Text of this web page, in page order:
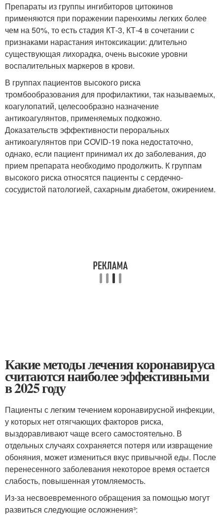
Препараты из группы ингибиторов цитокинов
применяются при поражении паренхимы легких более
чем на 50%, то есть стадия КТ-3, КТ-4 в сочетании с
признаками нарастания интоксикации: длительно
существующая лихорадка, очень высокие уровни
воспалительных маркеров в крови.
В группах пациентов высокого риска
тромбообразования для профилактики, так называемых,
коагулопатий, целесообразно назначение
антикоагулянтов, применяемых подкожно.
Доказательств эффективности пероральных
антикоагулянтов при COVID-19 пока недостаточно,
однако, если пациент принимал их до заболевания, до
прием препарата необходимо продолжить. К группам
высокого риска относятся пациенты с сердечно-
сосудистой патологией, сахарным диабетом, ожирением.
Какие методы лечения коронавируса
считаются наиболее эффективными
в 2025 году
Пациенты с легким течением коронавирусной инфекции,
у которых нет отягчающих факторов риска,
выздоравливают чаще всего самостоятельно. В
отдельных случаях сохраняется потеря или извращение
обоняния, может измениться вкус привычной еды. После
перенесенного заболевания некоторое время остается
слабость, повышенная утомляемость.
Из-за несвоевременного обращения за помощью могут
развиться следующие осложнения³: